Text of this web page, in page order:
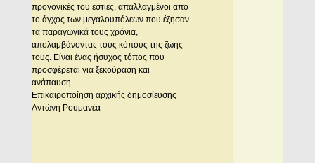
προγονικές του εστίες, απαλλαγμένοι από
το άγχος των μεγαλουπόλεων που έζησαν
τα παραγωγικά τους χρόνια,
απολαμβάνοντας τους κόπους της ζωής
τους. Είναι ένας ήσυχος τόπος που
προσφέρεται για ξεκούραση και
ανάπαυση.
Επικαιροποίηση αρχικής δημοσίευσης
Aντώνη Pουμανέα